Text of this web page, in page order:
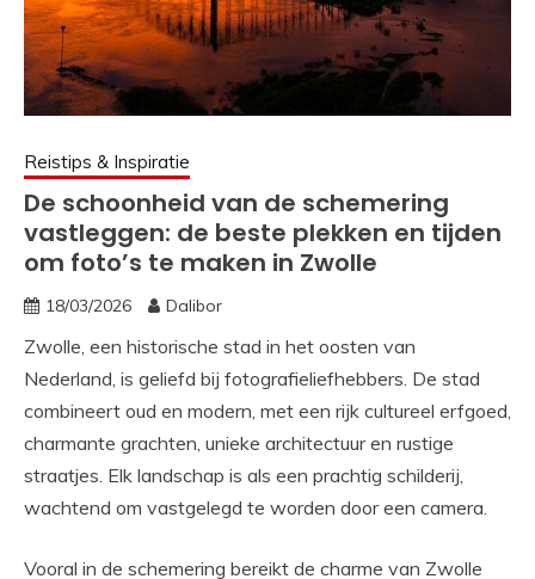
Reistips & Inspiratie
De schoonheid van de schemering
vastleggen: de beste plekken en tijden
om foto’s te maken in Zwolle
18/03/2026 Dalibor
Zwolle, een historische stad in het oosten van
Nederland, is geliefd bij fotografieliefhebbers. De stad
combineert oud en modern, met een rijk cultureel erfgoed,
charmante grachten, unieke architectuur en rustige
straatjes. Elk landschap is als een prachtig schilderij,
wachtend om vastgelegd te worden door een camera.
Vooral in de schemering bereikt de charme van Zwolle